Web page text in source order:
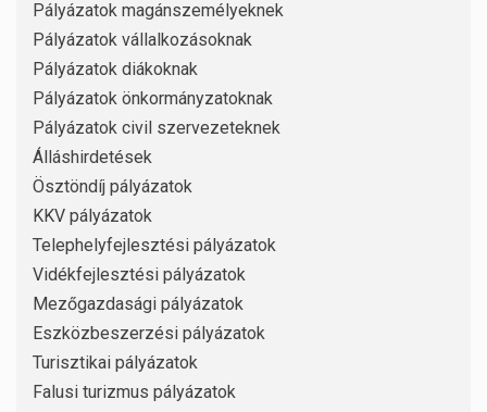
Pályázatok magánszemélyeknek
Pályázatok vállalkozásoknak
Pályázatok diákoknak
Pályázatok önkormányzatoknak
Pályázatok civil szervezeteknek
Álláshirdetések
Ösztöndíj pályázatok
KKV pályázatok
Telephelyfejlesztési pályázatok
Vidékfejlesztési pályázatok
Mezőgazdasági pályázatok
Eszközbeszerzési pályázatok
Turisztikai pályázatok
Falusi turizmus pályázatok